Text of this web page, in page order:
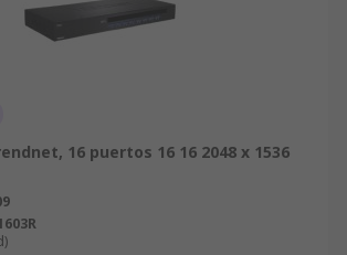
16 puertos 16 16 2048 x 1536